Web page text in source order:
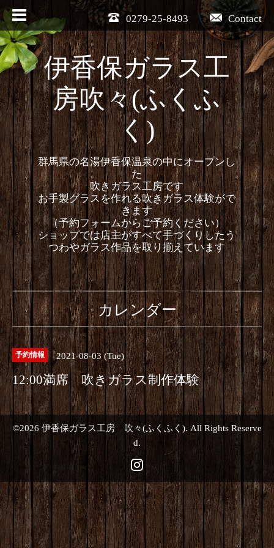
Contact
0279-25-8493
伊香保ガラス工
房吹々(ふくふ
く)
群馬県の名湯伊香保温泉の中にオープンし
た
吹きガラス工房です
お手製グラスを作れる吹きガラス体験がで
きます
（予約フォームからご予約ください）
ショップでは店主がすべて手づくりしたう
つわやガラス作品を取り揃えています
カレンダー
予約情報 2021-08-03 (Tue)
12:00満席 吹きガラス制作体験
©2026 伊香保ガラス工房 吹々(ふくふく). All Rights Reserve
d.